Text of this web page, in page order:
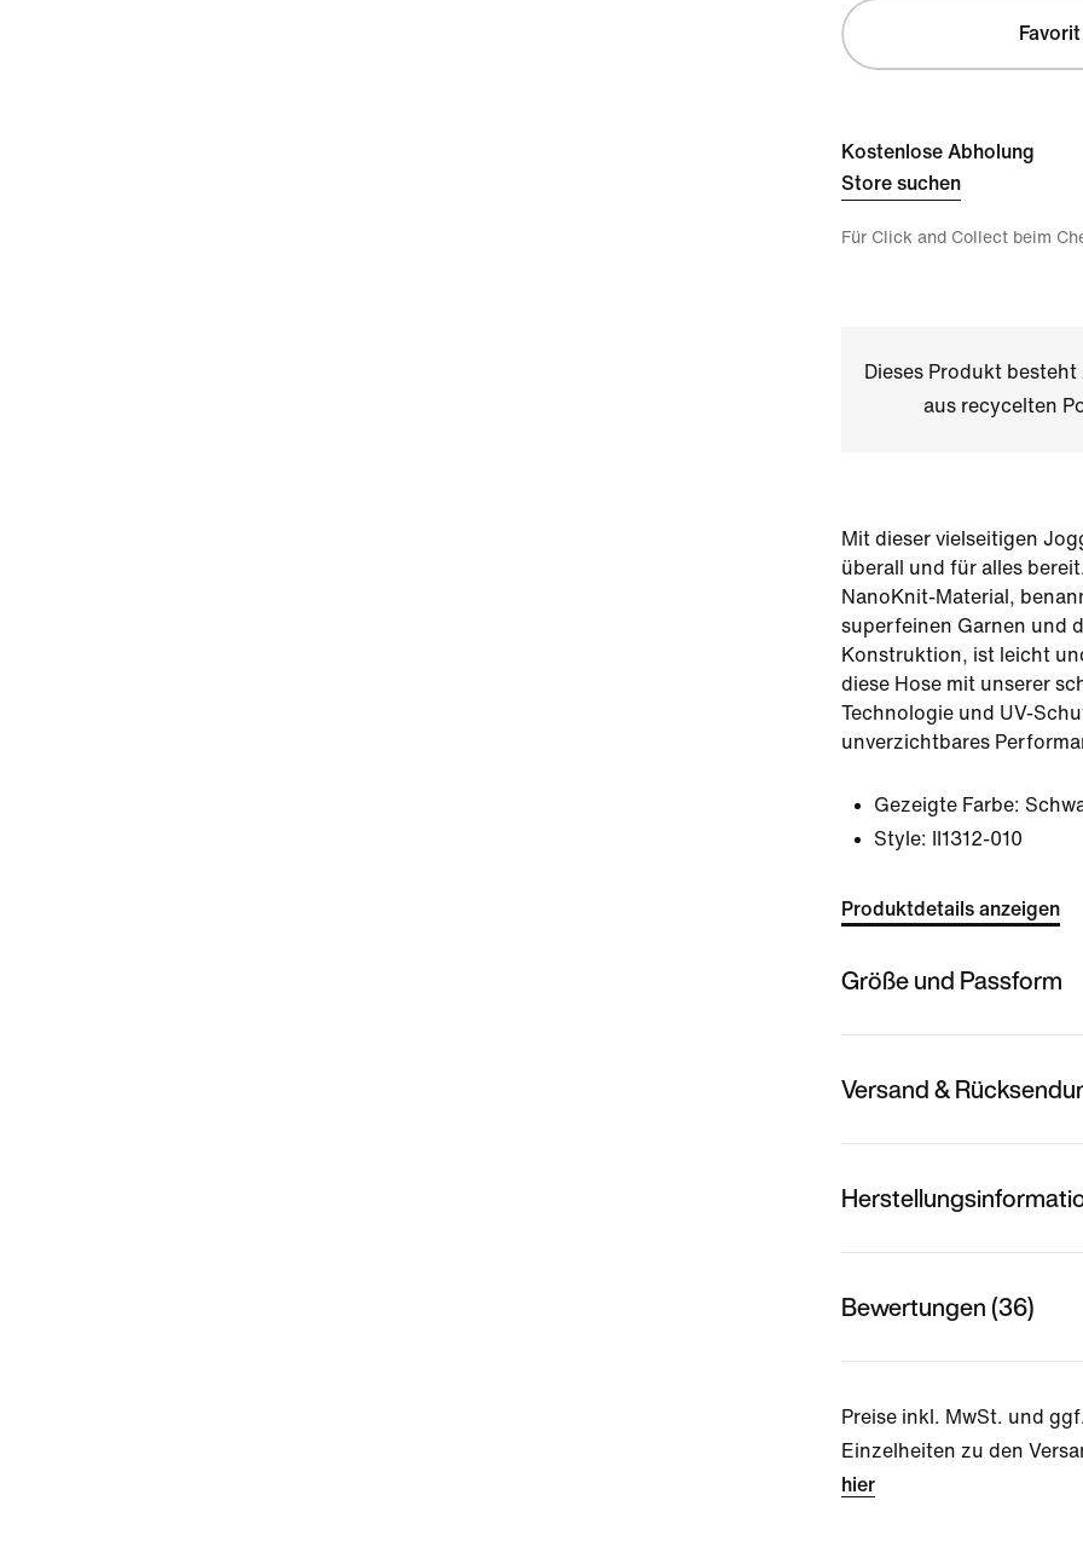
Favorit
Kostenlose Abholung
Store suchen
Für Click and Collect beim
Dieses Produkt
aus recycelten
Mit dieser vielseitigen
überall und für alles
NanoKnit-Material,
superfeinen Garnen und
Konstruktion, ist leicht
diese Hose mit unserer
Technologie und UV-
unverzichtbares
Gezeigte Farbe:
Style:
II1312-010
Produktdetails anzeigen
Größe und Passform
Versand &
Bewertungen (36)
Preise inkl. MwSt. und
Einzelheiten zu den
hier